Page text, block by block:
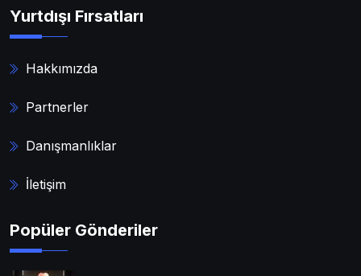
Yurtdışı Fırsatları
Hakkımızda
Partnerler
Danışmanlıklar
İletişim
Popüler Gönderiler